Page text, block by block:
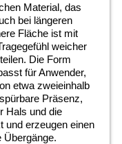
Material, das
bei längeren
Fläche ist mit
weicher
Die Form
für Anwender,
etwa zweieinhalb
Präsenz,
Hals und die
und erzeugen einen
Übergänge.